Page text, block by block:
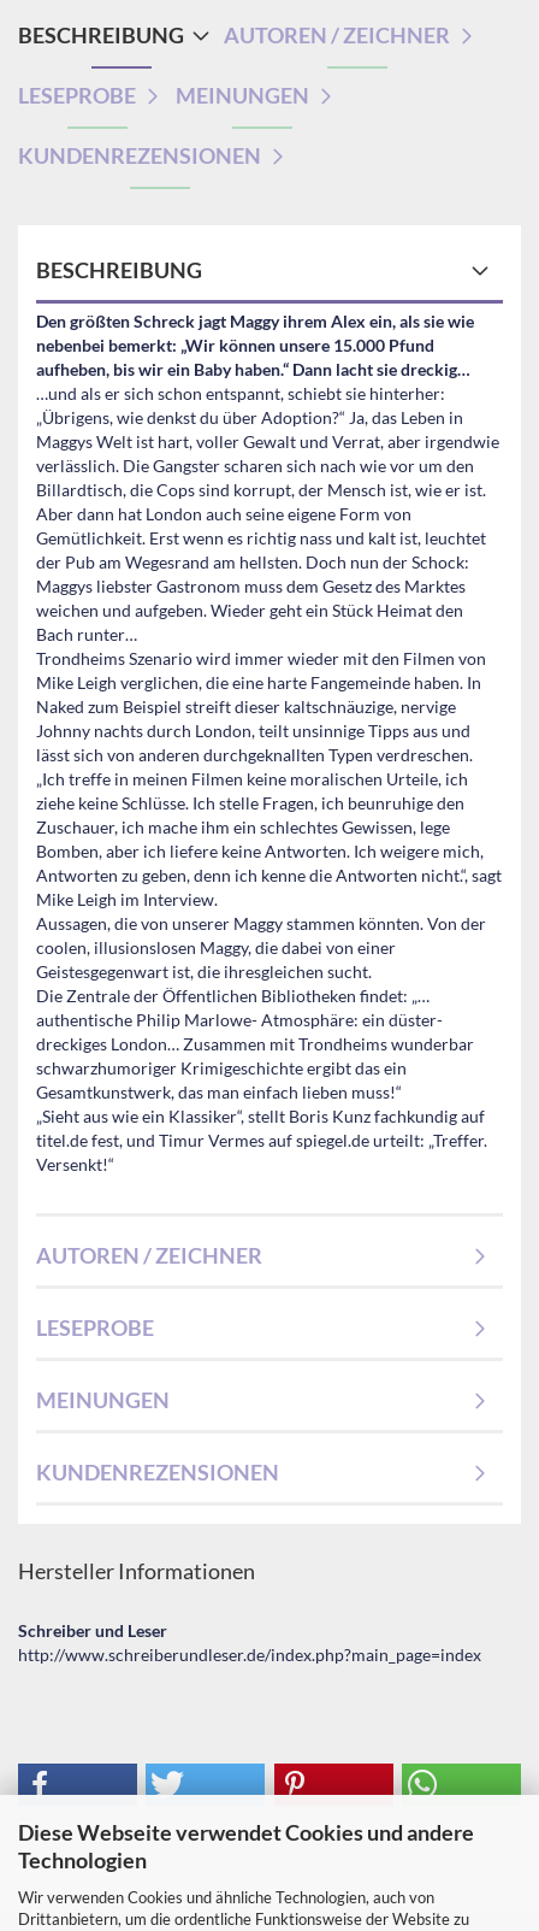
Diese Webseite verwendet Cookies und andere
Technologien
Wir verwenden Cookies und ähnliche Technologien, auch von
Drittanbietern, um die ordentliche Funktionsweise der Website zu
BESCHREIBUNG AUTOREN / ZEICHNER
LESEPROBE MEINUNGEN
KUNDENREZENSIONEN
BESCHREIBUNG
Den größten Schreck jagt Maggy ihrem Alex ein, als sie wie
nebenbei bemerkt: „Wir können unsere 15.000 Pfund
aufheben, bis wir ein Baby haben.“ Dann lacht sie dreckig…
…und als er sich schon entspannt, schiebt sie hinterher:
„Übrigens, wie denkst du über Adoption?“ Ja, das Leben in
Maggys Welt ist hart, voller Gewalt und Verrat, aber irgendwie
verlässlich. Die Gangster scharen sich nach wie vor um den
Billardtisch, die Cops sind korrupt, der Mensch ist, wie er ist.
Aber dann hat London auch seine eigene Form von
Gemütlichkeit. Erst wenn es richtig nass und kalt ist, leuchtet
der Pub am Wegesrand am hellsten. Doch nun der Schock:
Maggys liebster Gastronom muss dem Gesetz des Marktes
weichen und aufgeben. Wieder geht ein Stück Heimat den
Bach runter…
Trondheims Szenario wird immer wieder mit den Filmen von
Mike Leigh verglichen, die eine harte Fangemeinde haben. In
Naked zum Beispiel streift dieser kaltschnäuzige, nervige
Johnny nachts durch London, teilt unsinnige Tipps aus und
lässt sich von anderen durchgeknallten Typen verdreschen.
„Ich treffe in meinen Filmen keine moralischen Urteile, ich
ziehe keine Schlüsse. Ich stelle Fragen, ich beunruhige den
Zuschauer, ich mache ihm ein schlechtes Gewissen, lege
Bomben, aber ich liefere keine Antworten. Ich weigere mich,
Antworten zu geben, denn ich kenne die Antworten nicht.“, sagt
Mike Leigh im Interview.
Aussagen, die von unserer Maggy stammen könnten. Von der
coolen, illusionslosen Maggy, die dabei von einer
Geistesgegenwart ist, die ihresgleichen sucht.
Die Zentrale der Öffentlichen Bibliotheken findet: „…
authentische Philip Marlowe- Atmosphäre: ein düster-
dreckiges London… Zusammen mit Trondheims wunderbar
schwarzhumoriger Krimigeschichte ergibt das ein
Gesamtkunstwerk, das man einfach lieben muss!“
„Sieht aus wie ein Klassiker“, stellt Boris Kunz fachkundig auf
titel.de fest, und Timur Vermes auf spiegel.de urteilt: „Treffer.
Versenkt!“
AUTOREN / ZEICHNER
LESEPROBE
MEINUNGEN
KUNDENREZENSIONEN
Hersteller Informationen
Schreiber und Leser
http://www.schreiberundleser.de/index.php?main_page=index